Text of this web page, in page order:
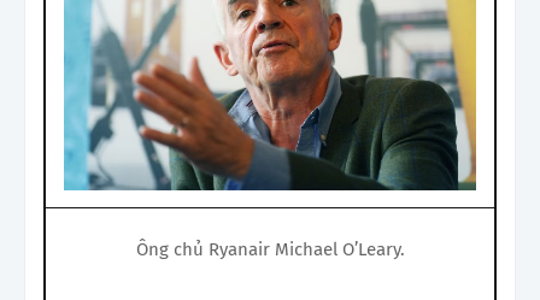
Ông chủ Ryanair Michael O’Leary.